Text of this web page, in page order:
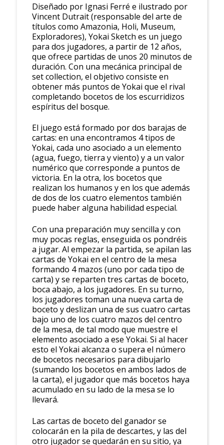
Diseñado por Ignasi Ferré e ilustrado por
Vincent Dutrait (responsable del arte de
títulos como Amazonia, Holi, Museum,
Exploradores), Yokai Sketch es un juego
para dos jugadores, a partir de 12 años,
que ofrece partidas de unos 20 minutos de
duración. Con una mecánica principal de
set collection, el objetivo consiste en
obtener más puntos de Yokai que el rival
completando bocetos de los escurridizos
espíritus del bosque.
El juego está formado por dos barajas de
cartas: en una encontramos 4 tipos de
Yokai, cada uno asociado a un elemento
(agua, fuego, tierra y viento) y a un valor
numérico que corresponde a puntos de
victoria. En la otra, los bocetos que
realizan los humanos y en los que además
de dos de los cuatro elementos también
puede haber alguna habilidad especial.
Con una preparación muy sencilla y con
muy pocas reglas, enseguida os pondréis
a jugar. Al empezar la partida, se apilan las
cartas de Yokai en el centro de la mesa
formando 4 mazos (uno por cada tipo de
carta) y se reparten tres cartas de boceto,
boca abajo, a los jugadores. En su turno,
los jugadores toman una nueva carta de
boceto y deslizan una de sus cuatro cartas
bajo uno de los cuatro mazos del centro
de la mesa, de tal modo que muestre el
elemento asociado a ese Yokai. Si al hacer
esto el Yokai alcanza o supera el número
de bocetos necesarios para dibujarlo
(sumando los bocetos en ambos lados de
la carta), el jugador que más bocetos haya
acumulado en su lado de la mesa se lo
llevará.
Las cartas de boceto del ganador se
colocarán en la pila de descartes, y las del
otro jugador se quedarán en su sitio, ya